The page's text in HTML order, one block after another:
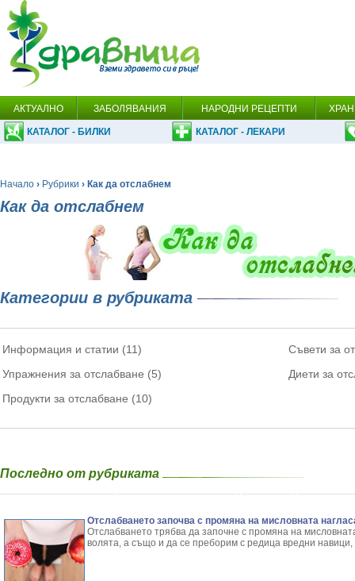
АКТУАЛНО ЗАБОЛЯВАНИЯ НАРОДНИ РЕЦЕПТИ
КАТАЛОГ - БИЛКИ КАТАЛОГ - ЛЕКАРИ
Начало › Рубрики › Как да отслабнем
Как да отслабнем
Категории в рубриката
Информация и статии (11)
Съвети за
Упражнения за отслабване (5)
Диети за
Продукти за отслабване (10)
Последно от рубриката
Отслабването започва с промяна на мисловната
Отслабването трябва да започне с промяна на
волята, а също и да се преборим с редица вредни навици,